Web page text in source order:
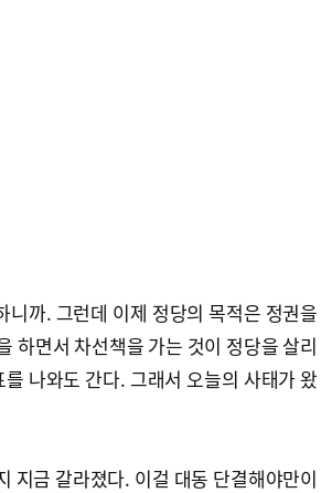
까. 그런데 이제 정당의 목적은 정권을
하면서 차선책을 가는 것이 정당을 살리
나와도 간다. 그래서 오늘의 사태가 왔
지금 갈라졌다. 이걸 대동 단결해야만이